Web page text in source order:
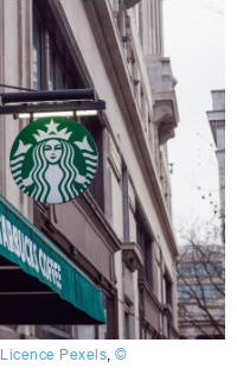
Licence Pexels ©